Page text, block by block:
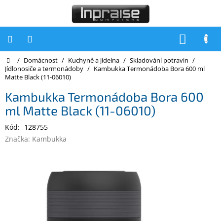
Počítače
Počítače
Notebooky
Tiskárny
Domů
/ Domácnost / Kuchyně a jídelna / Skladování potravin /
Jídlonosiče a termonádoby / Kambukka Termonádoba Bora 600 ml
Matte Black (11-06010)
Kambukka Termonádoba Bora 600
ml Matte Black (11-06010)
Kód: 128755
Značka: Kambukka